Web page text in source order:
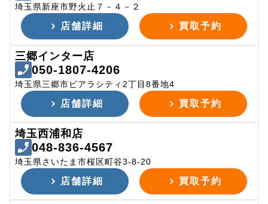
埼玉県新座市野火止７－４－２
店舗詳細 買取予約
三郷インター店
050-1807-4206
埼玉県三郷市ピアラシティ2丁目8番地4
店舗詳細 買取予約
埼玉西浦和店
048-836-4567
埼玉県さいたま市桜区町谷3-8-20
店舗詳細 買取予約